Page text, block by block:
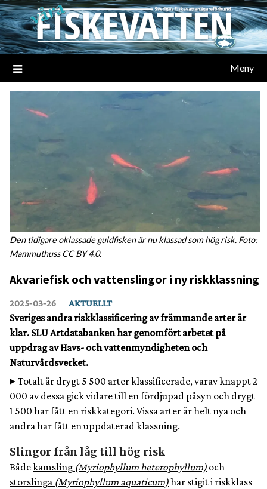
Meny
Den tidigare oklassade guldfisken är nu klassad som hög risk. Foto:
Mammuthuss CC BY 4.0.
Akvariefisk och vattenslingor i ny riskklassning
2025‑03‑26 AKTUELLT
Sveriges andra riskklassificering av främmande arter är
klar. SLU Artdatabanken har genomfört arbetet på
uppdrag av Havs- och vattenmyndigheten och
Naturvårdsverket.
Totalt är drygt 5 500 arter klassificerade, varav knappt 2
000 av dessa gick vidare till en fördjupad påsyn och drygt
1 500 har fått en riskkategori. Vissa arter är helt nya och
andra har fått en uppdaterad klassning.
Slingor från låg till hög risk
Bådekamsling (Myriophyllum heterophyllum) och
storslinga (Myriophyllum aquaticum)har stigit i riskklass